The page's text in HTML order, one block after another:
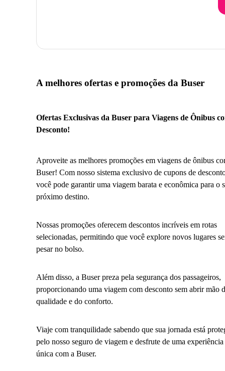
A melhores ofertas e promoções da Buser
Ofertas Exclusivas da Buser para Viagens de Ônibus
Desconto!
Aproveite as melhores promoções em viagens de ônibus
Buser! Com nosso sistema exclusivo de cupons de
você pode garantir uma viagem barata e econômica para o
próximo destino.
Nossas promoções oferecem descontos incríveis em rotas
selecionadas, permitindo que você explore novos lugares
pesar no bolso.
Além disso, a Buser preza pela segurança dos passageiros,
proporcionando uma viagem com desconto sem abrir mão
qualidade e do conforto.
Viaje com tranquilidade sabendo que sua jornada está
pelo nosso seguro de viagem e desfrute de uma experiência
única com a Buser.